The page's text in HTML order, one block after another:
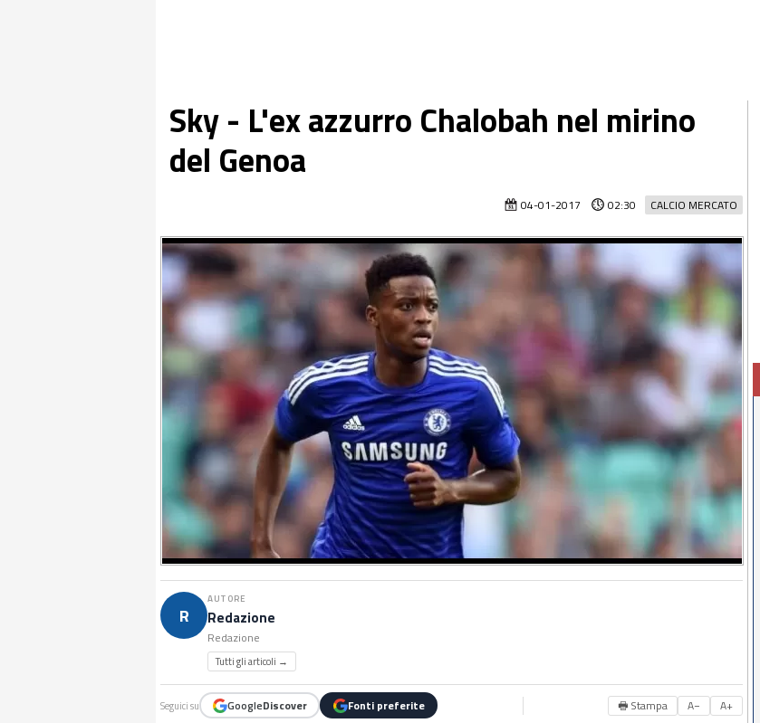
Sky - L'ex azzurro Chalobah nel mirino
del Genoa
CALCIO MERCATO
04-01-2017 02:30
R
AUTORE
Redazione
Redazione
Tutti gli articoli →
Seguici su GoogleDiscover Fonti preferite 🖶 Stampa A− A+